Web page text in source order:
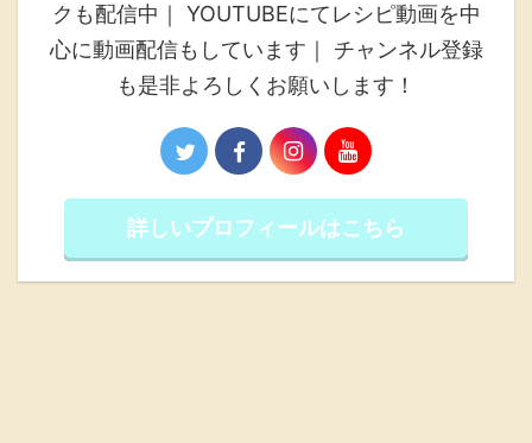
クも配信中｜ YOUTUBEにてレシピ動画を中
心に動画配信もしています｜ チャンネル登録
も是非よろしくお願いします！
詳しいプロフィールはこちら